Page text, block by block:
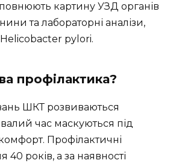
картину УЗД органів
та лабораторні аналізи,
pylori.
профілактика?
ШКТ розвиваються
час маскуються під
Профілактичні
40 років, а за наявності